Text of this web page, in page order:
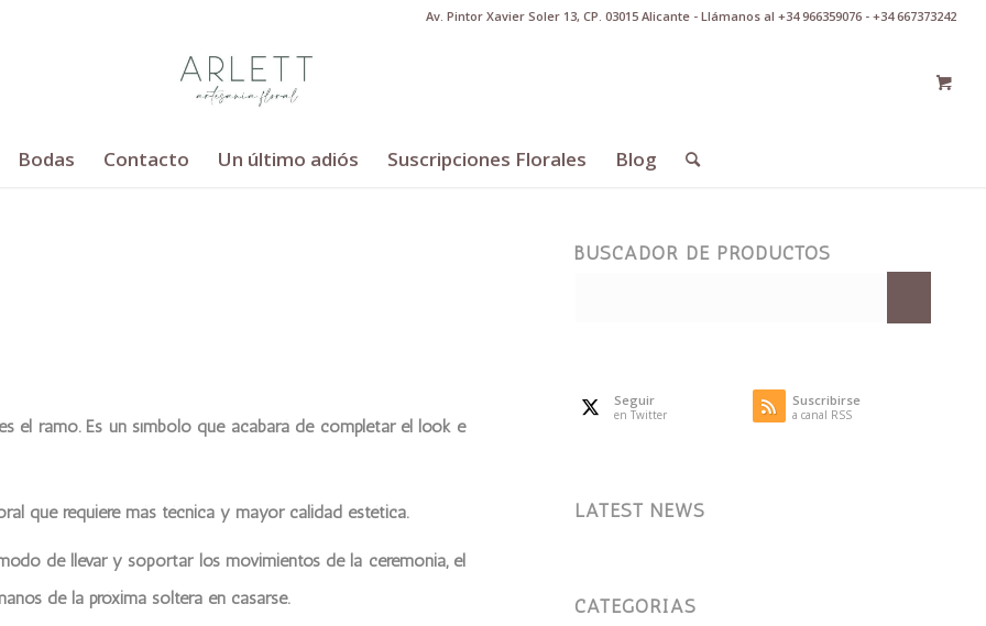
Av. Pintor Xavier Soler 13, CP. 03015 Alicante - Llámanos al +34 966359076 - +34 667373242
Bodas Contacto Un último adiós Suscripciones Florales Blog
el ramo. Es un símbolo que acabará de completar el look e
que requiere más técnica y mayor calidad estética.
de llevar y soportar los movimientos de la ceremonia, el
de la próxima soltera en casarse.
BUSCADOR DE PRODUCTOS
Seguir
en Twitter
Suscribirse
a canal RSS
LATEST NEWS
CATEGORÍAS